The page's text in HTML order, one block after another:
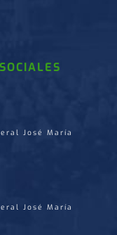
José María
José María